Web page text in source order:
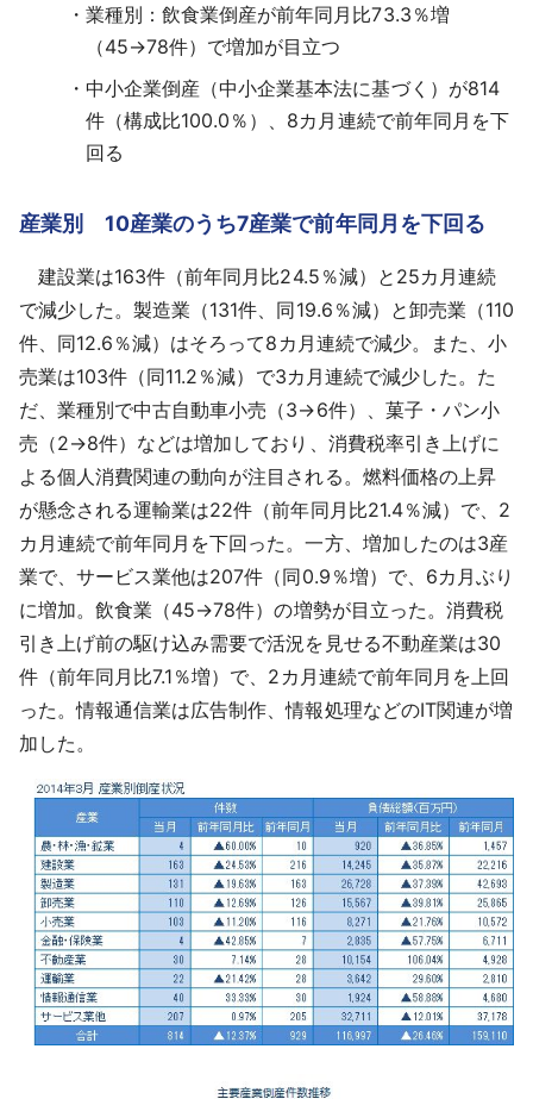
業種別：飲食業倒産が前年同月比73.3％増
（45→78件）で増加が目立つ
中小企業倒産（中小企業基本法に基づく）が814
件（構成比100.0％）、8カ月連続で前年同月を下
回る
産業別 10産業のうち7産業で前年同月を下回る
建設業は163件（前年同月比24.5％減）と25カ月連続
で減少した。製造業（131件、同19.6％減）と卸売業（110
件、同12.6％減）はそろって8カ月連続で減少。また、小
売業は103件（同11.2％減）で3カ月連続で減少した。た
だ、業種別で中古自動車小売（3→6件）、菓子・パン小
売（2→8件）などは増加しており、消費税率引き上げに
よる個人消費関連の動向が注目される。燃料価格の上昇
が懸念される運輸業は22件（前年同月比21.4％減）で、2
カ月連続で前年同月を下回った。一方、増加したのは3産
業で、サービス業他は207件（同0.9％増）で、6カ月ぶり
に増加。飲食業（45→78件）の増勢が目立った。消費税
引き上げ前の駆け込み需要で活況を見せる不動産業は30
件（前年同月比7.1％増）で、2カ月連続で前年同月を上回
った。情報通信業は広告制作、情報処理などのIT関連が増
加した。